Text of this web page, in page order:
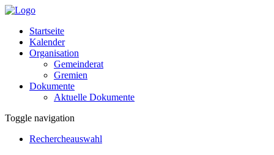
Startseite
Kalender
Organisation
Gemeinderat
Gremien
Dokumente
Aktuelle Dokumente
Toggle navigation
Rechercheauswahl